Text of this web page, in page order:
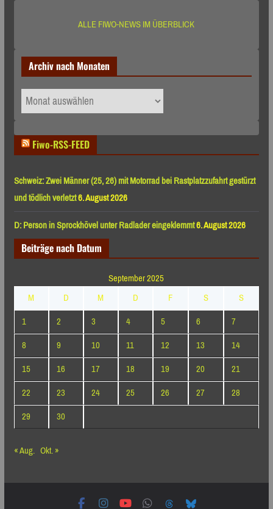
ALLE FIWO-NEWS IM ÜBERBLICK
Archiv nach Monaten
Archiv
nach
Fiwo-RSS-FEED
Schweiz: Zwei Männer (25, 26) mit Motorrad bei Rastplatzzufahrt gestürzt
und tödlich verletzt6. August 2026
D: Person in Sprockhövel unter Radlader eingeklemmt6. August 2026
Beiträge nach Datum
September 2025
M
D M D F S
S
1
2 3 4 5 6
7
8
9 10 11 12 13
14
15
16 17 18 19 20
21
22
23 24 25 26 27
28
29
30
« Aug. Okt. »